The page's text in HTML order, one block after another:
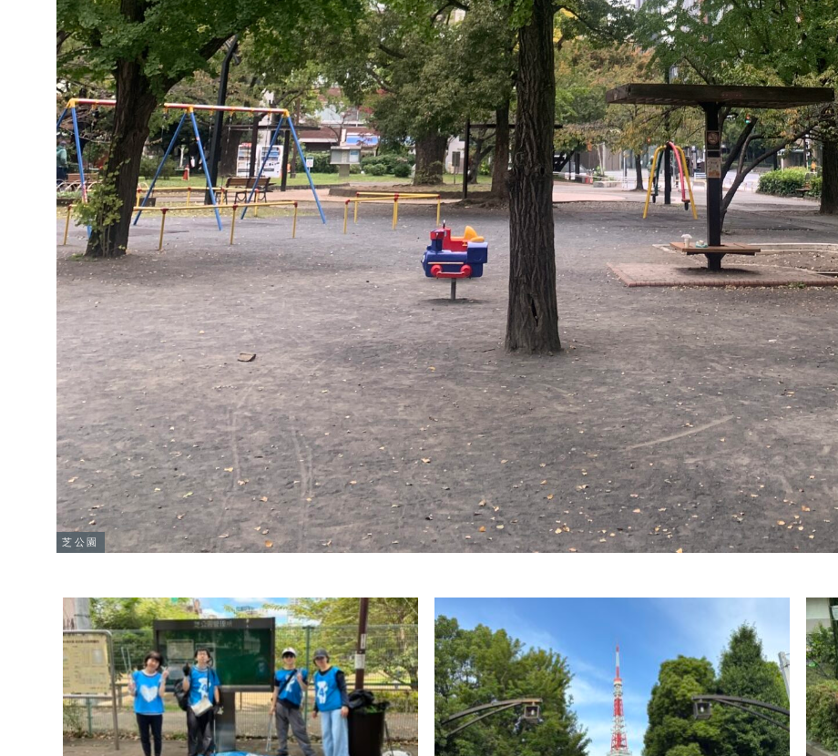
芝公園